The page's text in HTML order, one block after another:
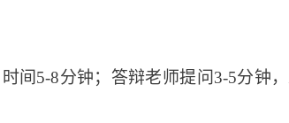
间5-8分钟；答辩老师提问3-5分钟